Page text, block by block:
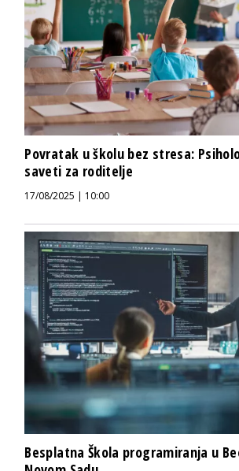
Povratak u školu bez stresa:
saveti za roditelje
17/08/2025 | 10:00
Besplatna Škola programiranja u